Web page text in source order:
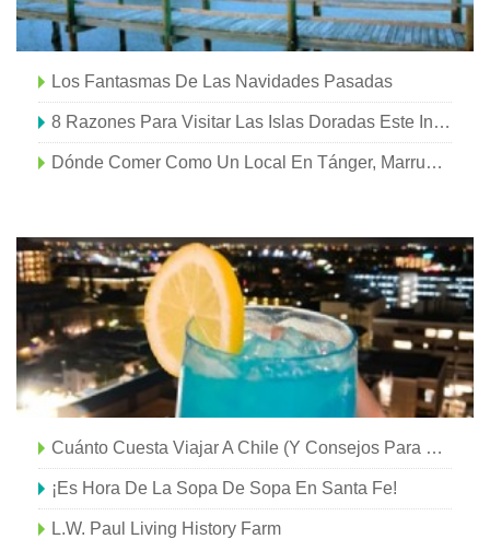
Los Fantasmas De Las Navidades Pasadas
8 Razones Para Visitar Las Islas Doradas Este Invierno
Dónde Comer Como Un Local En Tánger, Marruecos
Cuánto Cuesta Viajar A Chile (y Consejos Para Viajar Por Chile Con Poco Dinero)
¡Es Hora De La Sopa De Sopa En Santa Fe!
L.W. Paul Living History Farm